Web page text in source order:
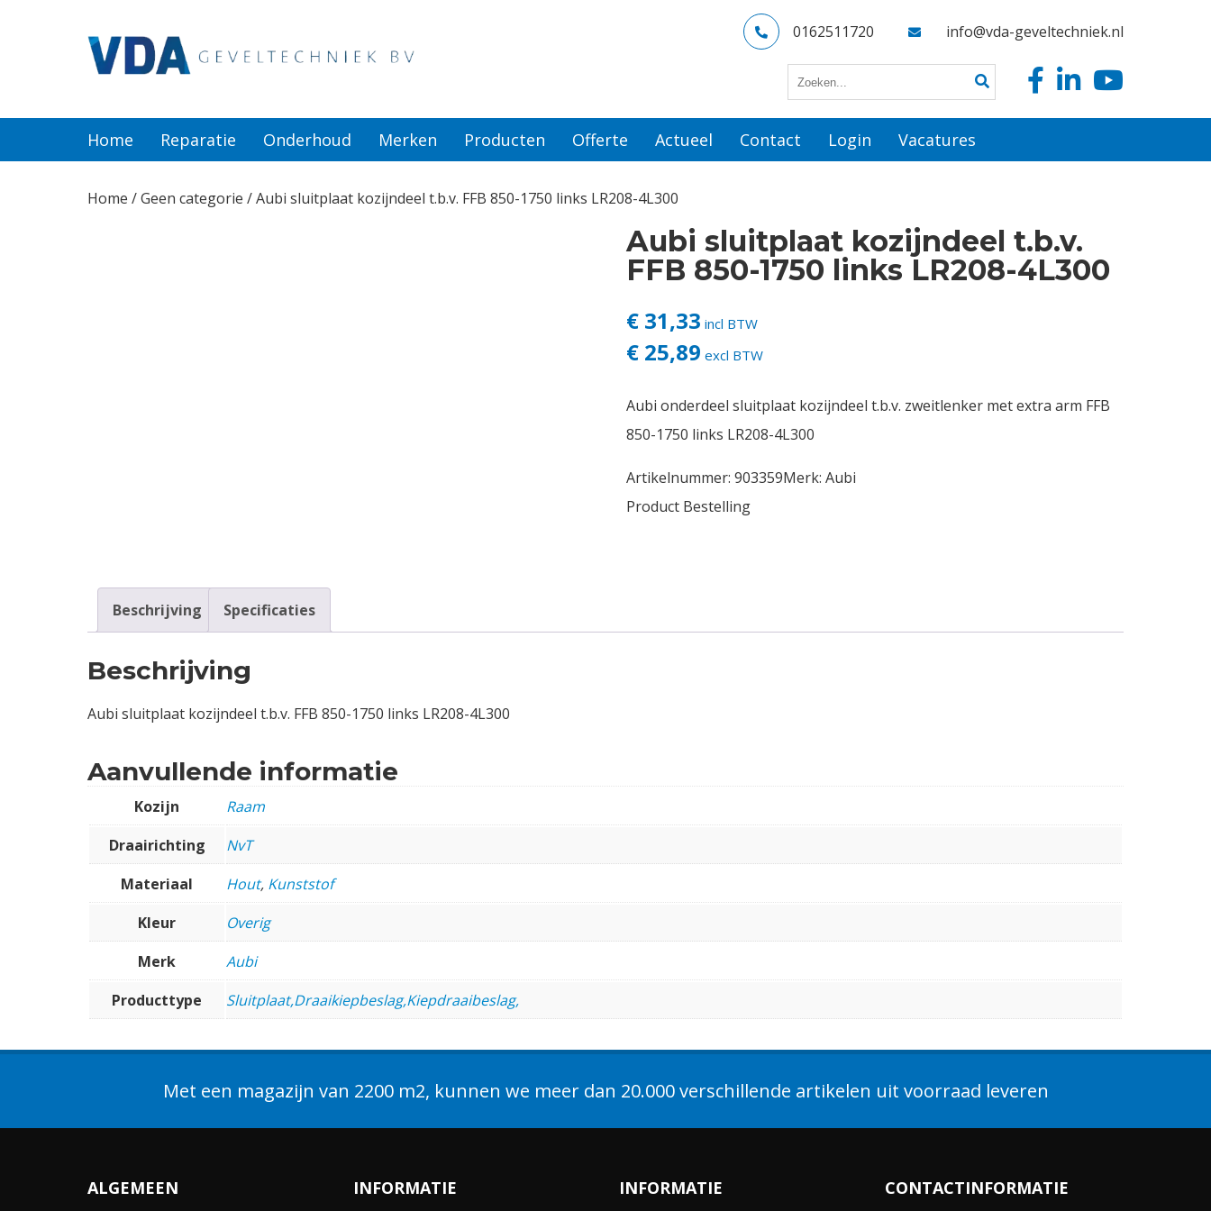
0162511720 info@vda-geveltechniek.nl
Home Reparatie Onderhoud Merken Producten Offerte Actueel Contact Login Vacatures
Home /Geen categorie / Aubi sluitplaat kozijndeel t.b.v. FFB 850-1750 links LR208-4L300
Aubi sluitplaat kozijndeel t.b.v.
FFB 850-1750 links LR208-4L300
€ 31,33 incl BTW
€ 25,89 excl BTW
Aubi onderdeel sluitplaat kozijndeel t.b.v. zweitlenker met extra arm FFB
850-1750 links LR208-4L300
Artikelnummer: 903359Merk: Aubi
Product Bestelling
Beschrijving Specificaties
Beschrijving
Aubi sluitplaat kozijndeel t.b.v. FFB 850-1750 links LR208-4L300
Aanvullende informatie
Kozijn
Raam
Draairichting
NvT
Materiaal
Hout, Kunststof
Kleur
Overig
Merk
Aubi
Producttype
Sluitplaat,Draaikiepbeslag,Kiepdraaibeslag,
Met een magazijn van 2200 m2, kunnen we meer dan 20.000 verschillende artikelen uit voorraad leveren
ALGEMEEN INFORMATIE INFORMATIE CONTACTINFORMATIE